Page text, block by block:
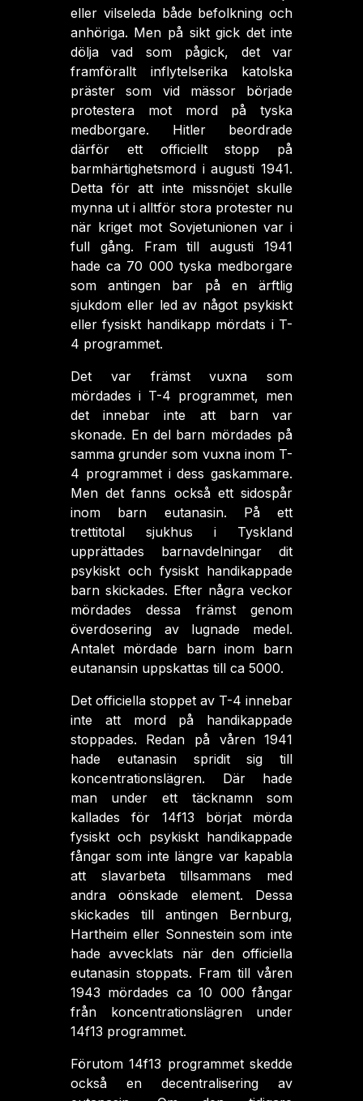
eller vilseleda både befolkning och
anhöriga. Men på sikt gick det inte
dölja vad som pågick, det var
framförallt inflytelserika katolska
präster som vid mässor började
protestera mot mord på tyska
medborgare. Hitler beordrade
därför ett officiellt stopp på
barmhärtighetsmord i augusti 1941.
Detta för att inte missnöjet skulle
mynna ut i alltför stora protester nu
när kriget mot Sovjetunionen var i
full gång. Fram till augusti 1941
hade ca 70 000 tyska medborgare
som antingen bar på en ärftlig
sjukdom eller led av något psykiskt
eller fysiskt handikapp mördats i T-
4 programmet.
Det var främst vuxna som
mördades i T-4 programmet, men
det innebar inte att barn var
skonade. En del barn mördades på
samma grunder som vuxna inom T-
4 programmet i dess gaskammare.
Men det fanns också ett sidospår
inom barn eutanasin. På ett
trettitotal sjukhus i Tyskland
upprättades barnavdelningar dit
psykiskt och fysiskt handikappade
barn skickades. Efter några veckor
mördades dessa främst genom
överdosering av lugnade medel.
Antalet mördade barn inom barn
eutanansin uppskattas till ca 5000.
Det officiella stoppet av T-4 innebar
inte att mord på handikappade
stoppades. Redan på våren 1941
hade eutanasin spridit sig till
koncentrationslägren. Där hade
man under ett täcknamn som
kallades för 14f13 börjat mörda
fysiskt och psykiskt handikappade
fångar som inte längre var kapabla
att slavarbeta tillsammans med
andra oönskade element. Dessa
skickades till antingen Bernburg,
Hartheim eller Sonnestein som inte
hade avvecklats när den officiella
eutanasin stoppats. Fram till våren
1943 mördades ca 10 000 fångar
från koncentrationslägren under
14f13 programmet.
Förutom 14f13 programmet skedde
också en decentralisering av